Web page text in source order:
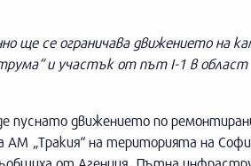
ще се ограничава движението на
и участък от път I-1 в област
пуснато движението по
АМ „Тракия“ на територията на